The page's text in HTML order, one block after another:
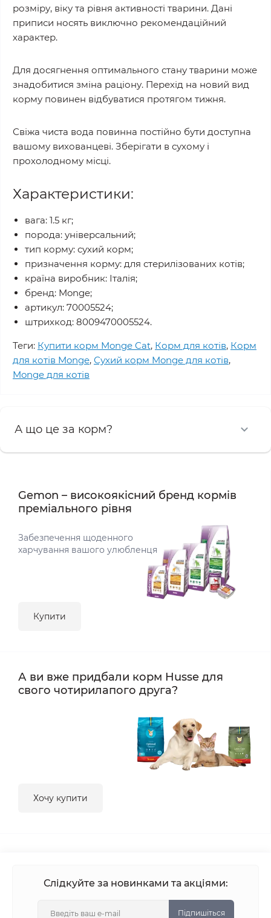
розміру, віку та рівня активності тварини. Дані
приписи носять виключно рекомендаційний
характер.
Для досягнення оптимального стану тварини може
знадобитися зміна раціону. Перехід на новий вид
корму повинен відбуватися протягом тижня.
Свіжа чиста вода повинна постійно бути доступна
вашому вихованцеві. Зберігати в сухому і
прохолодному місці.
Характеристики:
вага: 1.5 кг;
порода: універсальний;
тип корму: сухий корм;
призначення корму: для стерилізованих котів;
країна виробник: Італія;
бренд: Monge;
артикул: 70005524;
штрихкод: 8009470005524.
Теги: Купити корм Monge Cat, Корм для котів, Корм
для котів Monge, Сухий корм Monge для котів,
Monge для котів
А що це за корм?
Gemon – високоякісний бренд кормів
преміального рівня
Забезпечення щоденного
харчування вашого улюбленця
Купити
А ви вже придбали корм Husse для
свого чотирилапого друга?
Хочу купити
Слідкуйте за новинками та акціями:
Підпишіться